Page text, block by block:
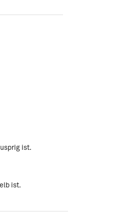
ist.
ist.